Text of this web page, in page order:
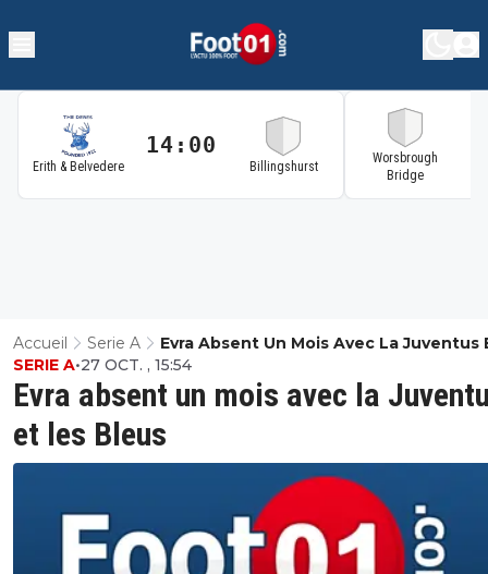
Erith & Belvedere
14:00
Billingshurst
Worsbrough
Bridge
Accueil Serie A
Evra Absent Un Mois Avec La Juventus
Bleus
Evra absent un mois avec la
et les Bleus
SERIE A•27 OCT. , 15:54